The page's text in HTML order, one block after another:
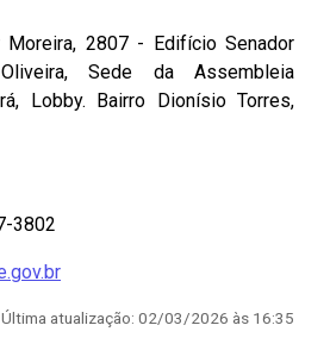
Moreira, 2807 - Edifício Senador
Sede da Assembleia
Lobby. Bairro Dionísio Torres,
3802
Última atualização: 02/03/2026 às 16:35